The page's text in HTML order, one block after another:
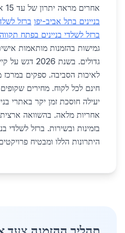
אחרים מראה יתרון של עד 15 אחוז במחירים.
בניינים בתל אביב-יפו ברזל
ברזל לשלדי בניינים בפתח תקווה
גמישות בהזמנות מותאמות
גדולים. בשנת
לאיכות הסביבה. ספקים במרכז
חינם לכל לקוח. מחירים
יעילה חוסכת זמן יקר באתרי
אחריות מלאה. בהשוואה ארצית
בזמינות ובשירות. ברזל לשלדי
היתרונות הללו ומבטיח